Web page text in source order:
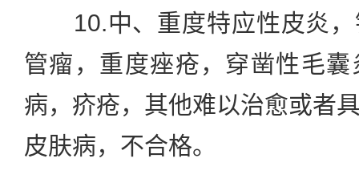
10.中、重度特应性皮炎，
管瘤，重度痤疮，穿凿性毛
病，疥疮，其他难以治愈或者
皮肤病，不合格。